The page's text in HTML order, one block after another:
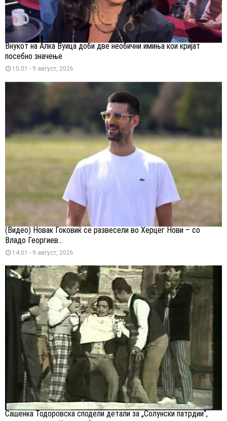
Внукот на Алка Вуица доби две необични имиња кои кријат
посебно значење
15:01 - 9 август, 2026
(Видео) Новак Ѓоковиќ се развесели во Херцег Нови – со
Владо Георгиев...
14:01 - 9 август, 2026
Сашенка Тодоровска сподели детали за „Солунски патрдии“,